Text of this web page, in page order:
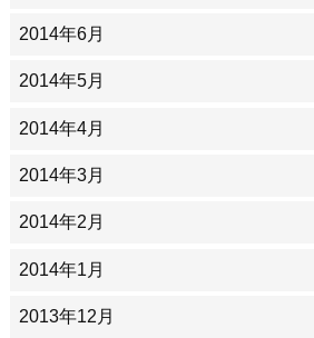
2014年6月
2014年5月
2014年4月
2014年3月
2014年2月
2014年1月
2013年12月